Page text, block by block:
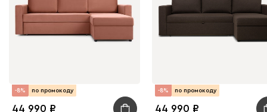
-8% по промокоду
44 990
-8% по промокоду
44 990